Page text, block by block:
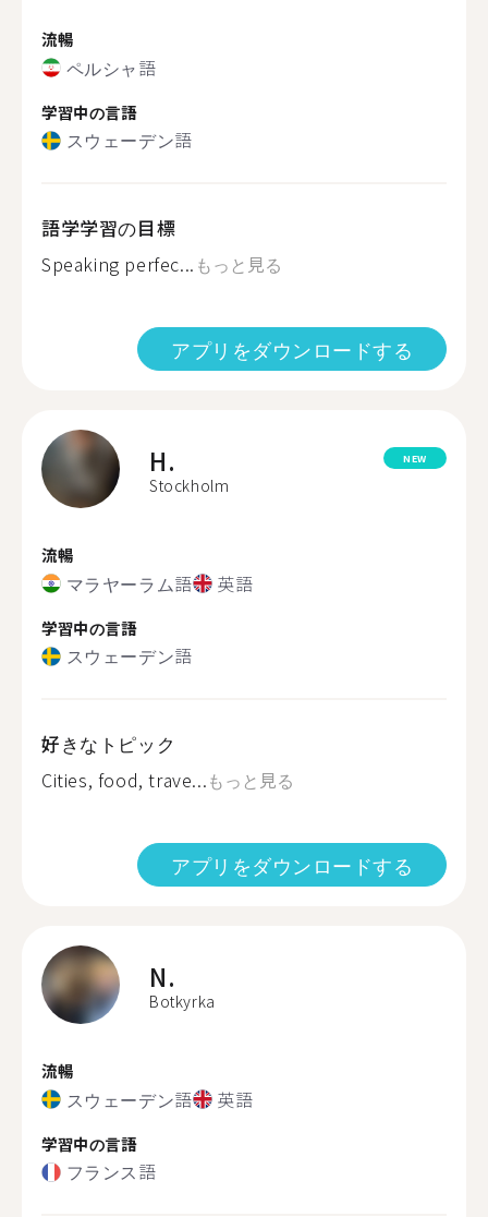
流暢
ペルシャ語
学習中の言語
スウェーデン語
語学学習の目標
Speaking perfec... もっと見る
アプリをダウンロードする
H.
Stockholm
NEW
流暢
マラヤーラム語 英語
学習中の言語
スウェーデン語
好きなトピック
Cities, food, trave...もっと見る
アプリをダウンロードする
N.
Botkyrka
流暢
スウェーデン語 英語
学習中の言語
フランス語